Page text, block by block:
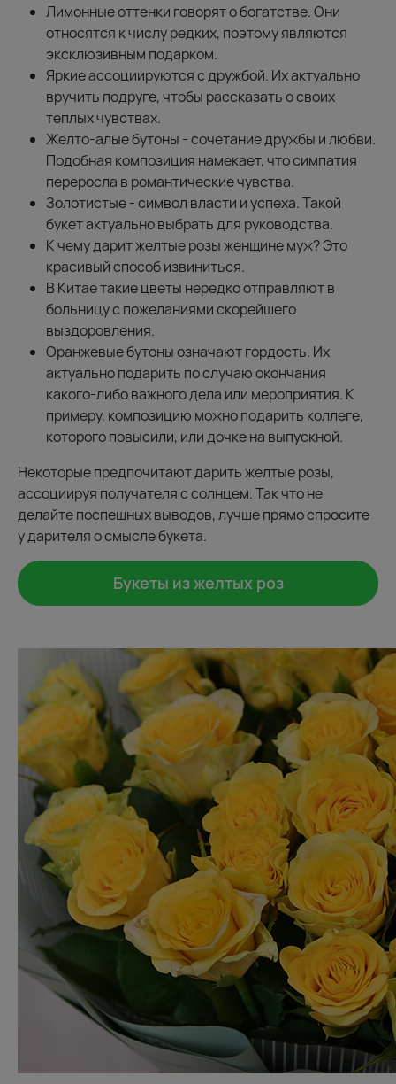
Лимонные оттенки говорят о богатстве. Они
относятся к числу редких, поэтому являются
эксклюзивным подарком.
Яркие ассоциируются с дружбой. Их актуально
вручить подруге, чтобы рассказать о своих
теплых чувствах.
Желто-алые бутоны - сочетание дружбы и любви.
Подобная композиция намекает, что симпатия
переросла в романтические чувства.
Золотистые - символ власти и успеха. Такой
букет актуально выбрать для руководства.
К чему дарит желтые розы женщине муж? Это
красивый способ извиниться.
В Китае такие цветы нередко отправляют в
больницу с пожеланиями скорейшего
выздоровления.
Оранжевые бутоны означают гордость. Их
актуально подарить по случаю окончания
какого-либо важного дела или мероприятия. К
примеру, композицию можно подарить коллеге,
которого повысили, или дочке на выпускной.
Некоторые предпочитают дарить желтые розы,
ассоциируя получателя с солнцем. Так что не
делайте поспешных выводов, лучше прямо спросите
у дарителя о смысле букета.
Букеты из желтых роз